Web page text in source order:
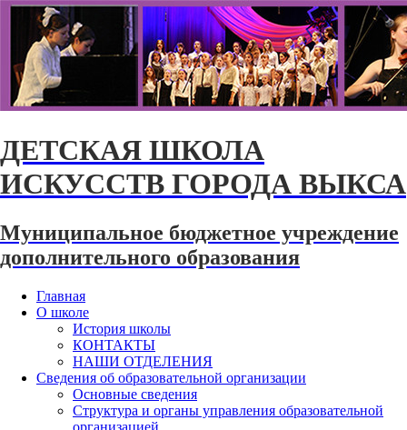
ДЕТСКАЯ ШКОЛА
ИСКУССТВ ГОРОДА ВЫКСА
Муниципальное бюджетное учреждение
дополнительного образования
Главная
О школе
История школы
КОНТАКТЫ
НАШИ ОТДЕЛЕНИЯ
Сведения об образовательной организации
Основные сведения
Структура и органы управления образовательной
организацией